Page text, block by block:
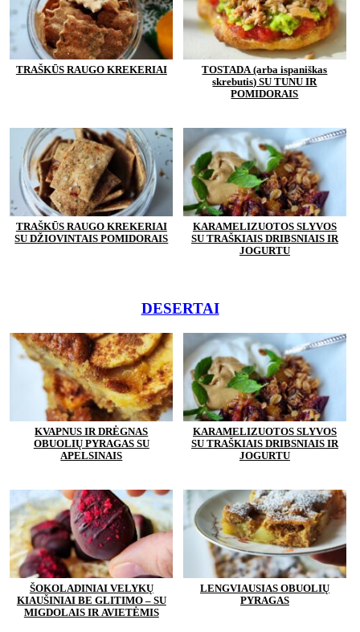
TRAŠKŪS RAUGO KREKERIAI
TOSTADA (arba ispaniškas
skrebutis) SU TUNU IR
POMIDORAIS
TRAŠKŪS RAUGO KREKERIAI
SU DŽIOVINTAIS POMIDORAIS
KARAMELIZUOTOS SLYVOS
SU TRAŠKIAIS DRIBSNIAIS IR
JOGURTU
DESERTAI
KVAPNUS IR DRĖGNAS
OBUOLIŲ PYRAGAS SU
APELSINAIS
KARAMELIZUOTOS SLYVOS
SU TRAŠKIAIS DRIBSNIAIS IR
JOGURTU
ŠOKOLADINIAI VELYKŲ
KIAUŠINIAI BE GLITIMO – SU
MIGDOLAIS IR AVIETĖMIS
LENGVIAUSIAS OBUOLIŲ
PYRAGAS